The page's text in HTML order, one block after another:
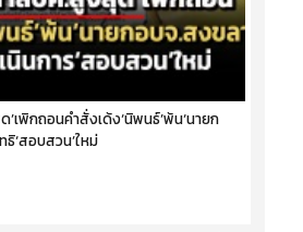
เพิกถอนคำสั่งเด้ง‘นิพนธ์’พ้น‘นายก
‘สอบสวน’ใหม่